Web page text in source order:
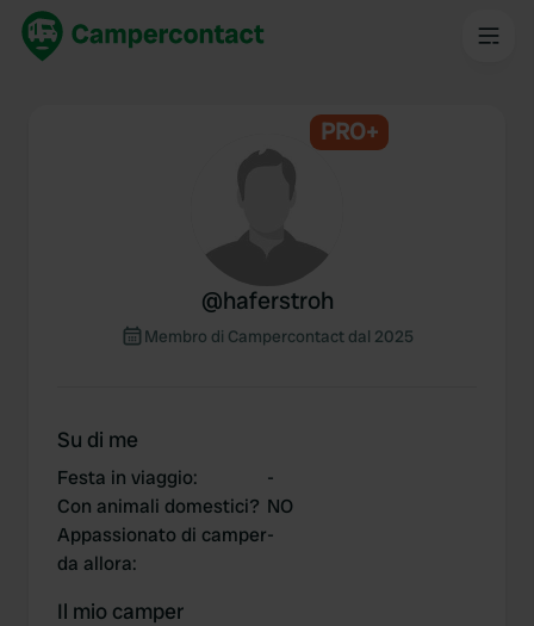
PRO+
@haferstroh
Membro di Campercontact dal 2025
Su di me
Festa in viaggio:
-
Con animali domestici? NO
Appassionato di camper
da allora:
-
Il mio camper